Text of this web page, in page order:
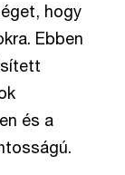
hogy
Ebben
és a